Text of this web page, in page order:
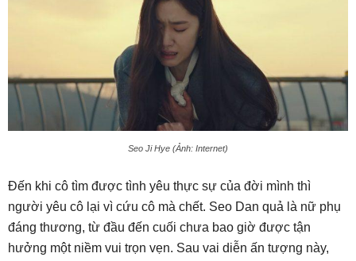
Seo Ji Hye (Ảnh: Internet)
Đến khi cô tìm được tình yêu thực sự của đời mình thì
người yêu cô lại vì cứu cô mà chết. Seo Dan quả là nữ phụ
đáng thương, từ đầu đến cuối chưa bao giờ được tận
hưởng một niềm vui trọn vẹn. Sau vai diễn ấn tượng này,